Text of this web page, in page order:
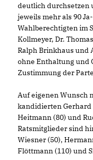
deutlich durchsetzen
jeweils mehr als 90
Wahlberechtigten im
Kollmeyer, Dr.
Ralph Brinkhaus und
ohne Enthaltung und
Zustimmung der
Auf eigenen Wunsch
kandidierten Gerhard
Heitmann (80) und
Ratsmitglieder sind
Wiesner (50),
Flöttmann (110) und